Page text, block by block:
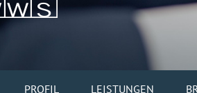
PROFIL LEISTUNGEN